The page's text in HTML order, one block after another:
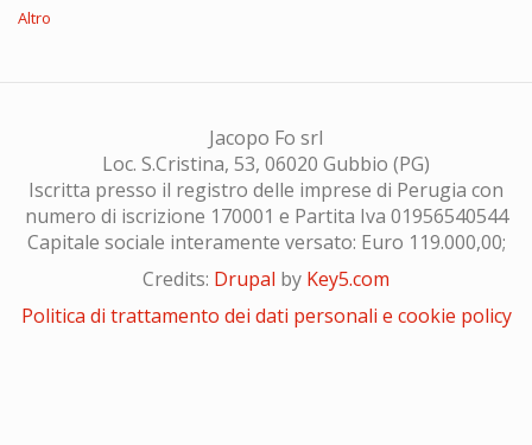
Altro
Jacopo Fo srl
Loc. S.Cristina, 53, 06020 Gubbio (PG)
Iscritta presso il registro delle imprese di Perugia con
numero di iscrizione 170001 e Partita Iva 01956540544
Capitale sociale interamente versato: Euro 119.000,00;
Credits: Drupal by Key5.com
Politica di trattamento dei dati personali e cookie policy